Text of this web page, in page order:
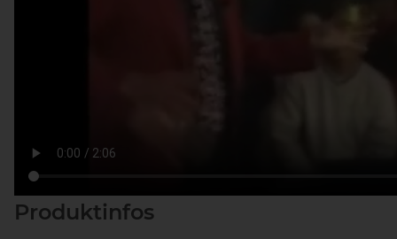
Produktinfos